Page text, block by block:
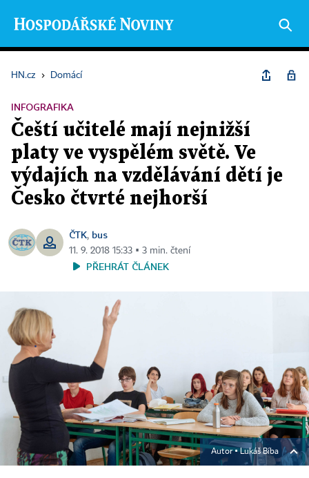
HN.cz › Domácí
INFOGRAFIKA
Čeští učitelé mají nejnižší
platy ve vyspělém světě. Ve
výdajích na vzdělávání dětí je
Česko čtvrté nejhorší
ČTK, bus
11. 9. 2018 15:33 ▪ 3 min. čtení
PŘEHRÁT ČLÁNEK
Autor ▪Lukáš Bíba